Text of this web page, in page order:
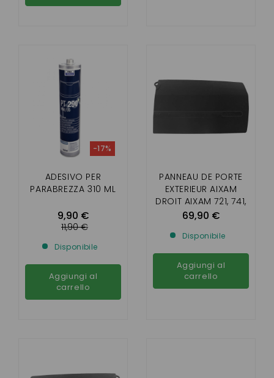
ADESIVO PER
PARABREZZA 310 ML
9,90 €
-17%
11,90 €
Disponibile
Aggiungi al
carrello
PANNEAU DE PORTE
EXTERIEUR AIXAM
DROIT AIXAM 721, 741,
751, CITY , ROADLINE
69,90 €
Disponibile
Aggiungi al
carrello